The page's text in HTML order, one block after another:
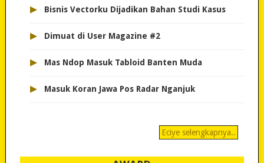
▸ Bisnis Vectorku Dijadikan Bahan Studi Kasus
▸ Dimuat di User Magazine #2
▸ Mas Ndop Masuk Tabloid Banten Muda
▸ Masuk Koran Jawa Pos Radar Nganjuk
Eciye selengkapnya..